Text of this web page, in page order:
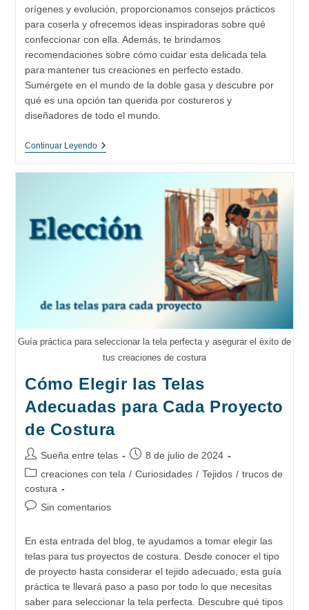
orígenes y evolución, proporcionamos consejos prácticos
para coserla y ofrecemos ideas inspiradoras sobre qué
confeccionar con ella. Además, te brindamos
recomendaciones sobre cómo cuidar esta delicada tela
para mantener tus creaciones en perfecto estado.
Sumérgete en el mundo de la doble gasa y descubre por
qué es una opción tan querida por costureros y
diseñadores de todo el mundo.
Continuar LeyendoLa
Y
Evolución
Guía práctica para seleccionar la tela perfecta y asegurar el éxito de
tus creaciones de costura
Cómo Elegir las Telas
Adecuadas para Cada Proyecto
de Costura
Autor
de
Sueña entre telas
Publicación
de
8 de julio de 2024
Categoría
de
la
creaciones con tela / Curiosidades / Tejidos / trucos de
costura
Comentarios
Sin comentarios
En esta entrada del blog, te ayudamos a tomar elegir las
telas para tus proyectos de costura. Desde conocer el tipo
de proyecto hasta considerar el tejido adecuado, esta guía
práctica te llevará paso a paso por todo lo que necesitas
saber para seleccionar la tela perfecta. Descubre qué tipos